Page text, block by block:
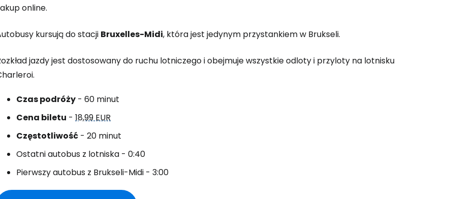
online.
kursują do stacji Bruxelles-Midi, która jest jedynym przystankiem w Brukseli.
jazdy jest dostosowany do ruchu lotniczego i obejmuje wszystkie odloty i przyloty na lotnisku
Czas podróży - 60 minut
Cena biletu - 18,99 EUR
Częstotliwość - 20 minut
Ostatni autobus z lotniska - 0:40
Pierwszy autobus z Brukseli-Midi - 3:00